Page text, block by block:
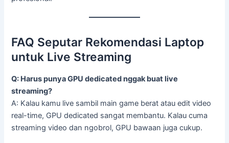
FAQ Seputar Rekomendasi Laptop
untuk Live Streaming
Q: Harus punya GPU dedicated nggak buat live
streaming?
A: Kalau kamu live sambil main game berat atau edit video
real-time, GPU dedicated sangat membantu. Kalau cuma
streaming video dan ngobrol, GPU bawaan juga cukup.